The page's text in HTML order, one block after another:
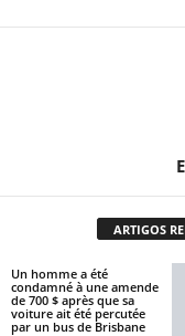
ARTIGOS
Un homme a été
condamné à une amende
de 700 $ après que sa
voiture ait été percutée
par un bus de Brisbane